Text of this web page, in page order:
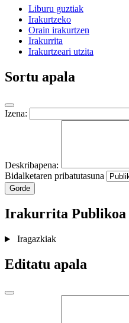
Liburu guztiak
Irakurtzeko
Orain irakurtzen
Irakurrita
Irakurtzeari utzita
Sortu apala
Izena:
Deskribapena:
Bidalketaren pribatutasuna
Gorde
Irakurrita Publikoa
Iragazkiak
Editatu apala